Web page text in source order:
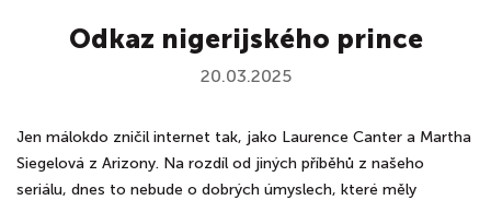
Odkaz nigerijského prince
20.03.2025
Jen málokdo zničil internet tak, jako Laurence Canter a Martha
Siegelová z Arizony. Na rozdíl od jiných příběhů z našeho
seriálu, dnes to nebude o dobrých úmyslech, které měly